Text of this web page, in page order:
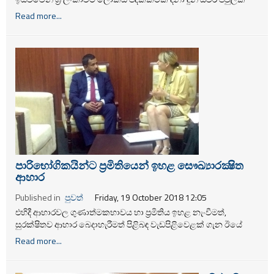
උපන් පාරමි වසන්ති මාරිස්ටෙලා අද (20 දා) උදෑසන දිවයිනට
Read more...
පාරිභෝගිකයින්ට ප්‍රමිතියෙන් ඉහළ සෞඛ්‍යාරක්‍ෂිත
ආහාර
Published in පුවත්
Friday, 19 October 2018 12:05
එහිදී ආහාරවල ගුණාත්මකභාවය හා ප්‍රමිතිය ඉහළ නැංවීමත්,
සුරක්ෂිතව ආහාර බෙදාහැරීමත් පිළිබඳ වැඩපිළිවෙළක් ගැන ඊයේ
(18දා) සාකච්ඡාවට බඳුන් විය.
Read more...